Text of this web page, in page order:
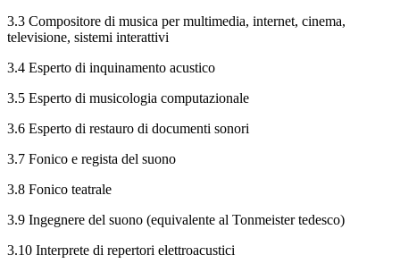
3.3 Compositore di musica per multimedia, internet, cinema,
televisione, sistemi interattivi
3.4 Esperto di inquinamento acustico
3.5 Esperto di musicologia computazionale
3.6 Esperto di restauro di documenti sonori
3.7 Fonico e regista del suono
3.8 Fonico teatrale
3.9 Ingegnere del suono (equivalente al Tonmeister tedesco)
3.10 Interprete di repertori elettroacustici